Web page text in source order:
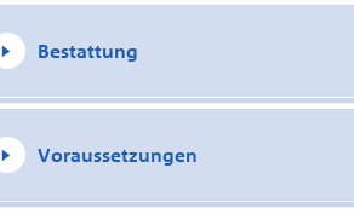
Bestattung
Voraussetzungen